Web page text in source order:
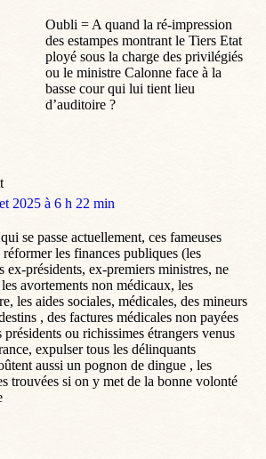
Oubli = A quand la ré-impression
des estampes montrant le Tiers Etat
ployé sous la charge des privilégiés
ou le ministre Calonne face à la
basse cour qui lui tient lieu
d’auditoire ?
2025 à 6 h 22 min
se passe actuellement, ces fameuses
les finances publiques (les
ex-présidents, ex-premiers ministres, ne
avortements non médicaux, les
les aides sociales, médicales, des mineurs
, des factures médicales non payées
ou richissimes étrangers venus
expulser tous les délinquants
aussi un pognon de dingue , les
trouvées si on y met de la bonne volonté